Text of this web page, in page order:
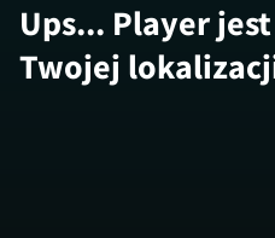
Ups... Player
Twojej